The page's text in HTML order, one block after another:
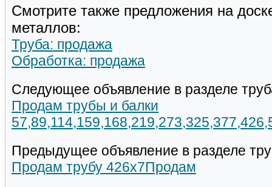
Смотрите также предложения на
металлов:
Труба: продажа
Обработка: продажа
Следующее объявление в разделе
Продам трубы и балки
Предыдущее объявление в разделе
Продам трубу 426х7Продам